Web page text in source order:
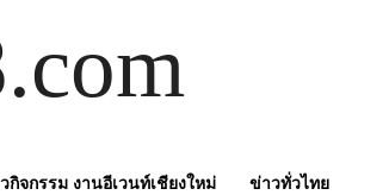
กิจกรรม งานอีเวนท์เชียงใหม่ ข่าวทั่วไทย